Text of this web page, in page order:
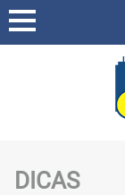
DICAS